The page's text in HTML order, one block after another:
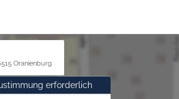
Oranienburg
erforderlich